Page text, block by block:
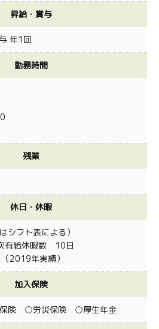
昇給・賞与
年1回
勤務時間
残業
休日・休暇
シフト表による）
有給休暇数 10日
2019年実績）
加入保険
険 ○労災保険 ○厚生年金